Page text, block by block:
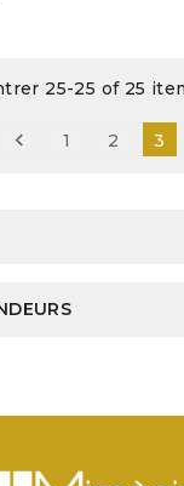
25-25 of 25
 1 2 3